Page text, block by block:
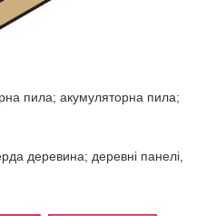
пила; акумуляторна пила;
деревина; деревні панелі,